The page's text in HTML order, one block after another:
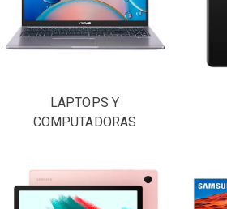
LAPTOPS Y
COMPUTADORAS